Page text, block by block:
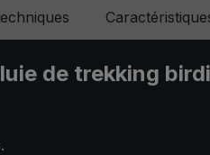
de trekking